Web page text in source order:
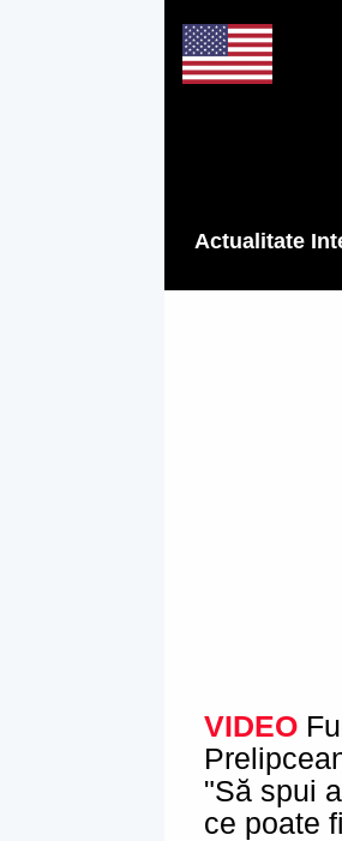
Actualitate
VIDEO
"Să spui
ce poate